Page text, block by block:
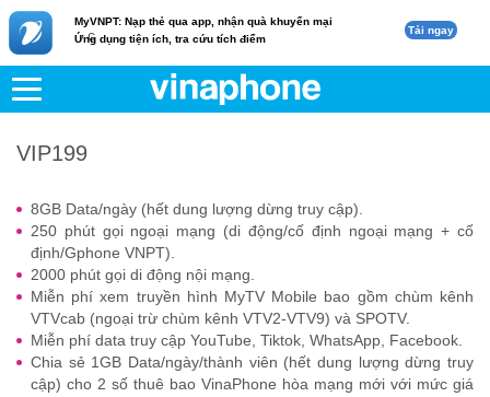
MyVNPT: Nạp thẻ qua app, nhận quà khuyến mại
Ứng dụng tiện ích, tra cứu tích điểm
c Tải ngay
VNPT VIP199
VIP199
8GB Data/ngày (hết dung lượng dừng truy cập).
250 phút gọi ngoại mạng (di động/cố định ngoại mạng + cố
định/Gphone VNPT).
2000 phút gọi di động nội mạng.
Miễn phí xem truyền hình MyTV Mobile bao gồm chùm kênh
VTVcab (ngoại trừ chùm kênh VTV2-VTV9) và SPOTV.
Miễn phí data truy cập YouTube, Tiktok, WhatsApp, Facebook.
Chia sẻ 1GB Data/ngày/thành viên (hết dung lượng dừng truy
cập) cho 2 số thuê bao VinaPhone hòa mạng mới với mức giá